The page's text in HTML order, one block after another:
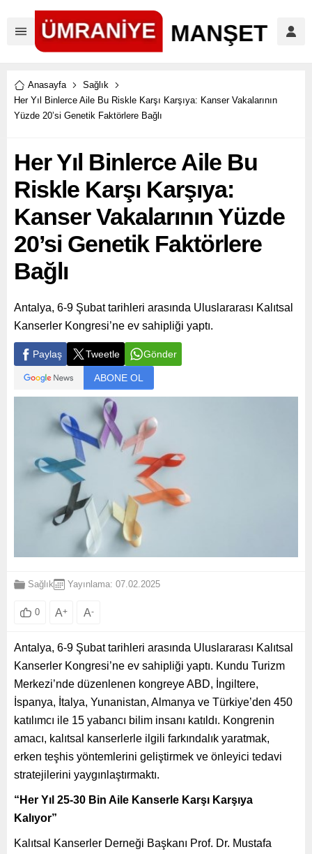
Anasayfa
Sağlık
Her Yıl Binlerce Aile Bu Riskle Karşı Karşıya: Kanser Vakalarının
Yüzde 20’si Genetik Faktörlere Bağlı
Her Yıl Binlerce Aile Bu
Riskle Karşı Karşıya:
Kanser Vakalarının Yüzde
20’si Genetik Faktörlere
Bağlı
Antalya, 6-9 Şubat tarihleri arasında Uluslararası Kalıtsal
Kanserler Kongresi’ne ev sahipliği yaptı.
Paylaş Tweetle Gönder
ABONE OL
Sağlık Yayınlama: 07.02.2025
0 A+ A-
Antalya, 6-9 Şubat tarihleri arasında Uluslararası Kalıtsal
Kanserler Kongresi’ne ev sahipliği yaptı. Kundu Turizm
Merkezi’nde düzenlenen kongreye ABD, İngiltere,
İspanya, İtalya, Yunanistan, Almanya ve Türkiye’den 450
katılımcı ile 15 yabancı bilim insanı katıldı. Kongrenin
amacı, kalıtsal kanserlerle ilgili farkındalık yaratmak,
erken teşhis yöntemlerini geliştirmek ve önleyici tedavi
stratejilerini yaygınlaştırmaktı.
“Her Yıl 25-30 Bin Aile Kanserle Karşı Karşıya
Kalıyor”
Kalıtsal Kanserler Derneği Başkanı Prof. Dr. Mustafa